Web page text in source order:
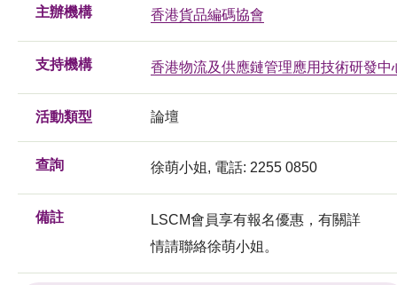
主辦機構 香港貨品編碼協會
支持機構 香港物流及供應鏈管理應用技術研發中
活動類型 論壇
查詢 徐萌小姐, 電話: 2255 0850
備註
LSCM會員享有報名優惠，有關詳
情請聯絡徐萌小姐。